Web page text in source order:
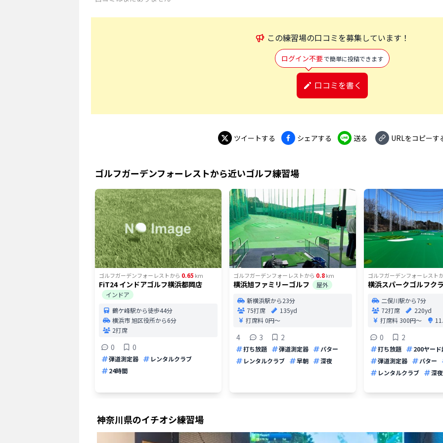
この練習場の口コミを募集しています！
ログイン不要で簡単に投稿できます
口コミを書く
ツイートする シェアする 送る URLをコピーす
ゴルフガーデンフォーレストから近いゴルフ練習場
ゴルフガーデンフォーレストから 0.65 km
FiT24 インドアゴルフ横浜都岡店
インドア
鶴ケ峰駅から徒歩44分
横浜市 旭区役所から6分
2打席
0 0
弾道測定器
レンタルクラブ
24時間
ゴルフガーデンフォーレストから 0.8km
横浜旭ファミリーゴルフ
屋外
新横浜駅から23分
75打席
135yd
打席料0円〜
4 3 2
打ち放題 弾道測定器
パター
レンタルクラブ
早朝 深夜
ゴルフガーデンフォーレスト
横浜スパークゴルフク
二俣川駅から7分
72打席
220yd
打席料300円〜
0 2
打ち放題
200ヤード
弾道測定器
パター
レンタルクラブ
深夜
神奈川県のイチオシ練習場